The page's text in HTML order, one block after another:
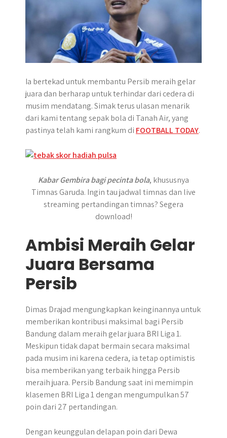
Ia bertekad untuk membantu Persib meraih gelar
juara dan berharap untuk terhindar dari cedera di
musim mendatang. Simak terus ulasan menarik
dari kami tentang sepak bola di Tanah Air, yang
pastinya telah kami rangkum di FOOTBALL TODAY.
Kabar Gembira bagi pecinta bola, khususnya
Timnas Garuda. Ingin tau jadwal timnas dan live
streaming pertandingan timnas? Segera
download!
Ambisi Meraih Gelar
Juara Bersama
Persib
Dimas Drajad mengungkapkan keinginannya untuk
memberikan kontribusi maksimal bagi Persib
Bandung dalam meraih gelar juara BRI Liga 1.
Meskipun tidak dapat bermain secara maksimal
pada musim ini karena cedera, ia tetap optimistis
bisa memberikan yang terbaik hingga Persib
meraih juara. Persib Bandung saat ini memimpin
klasemen BRI Liga 1 dengan mengumpulkan 57
poin dari 27 pertandingan.
Dengan keunggulan delapan poin dari Dewa